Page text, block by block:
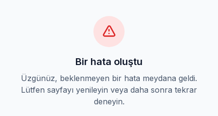
Bir hata oluştu
Üzgünüz, beklenmeyen bir hata meydana geldi.
Lütfen sayfayı yenileyin veya daha sonra tekrar
deneyin.